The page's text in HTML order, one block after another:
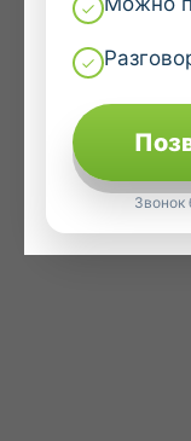
Звонок